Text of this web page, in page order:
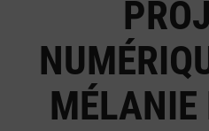
MÉLANIE